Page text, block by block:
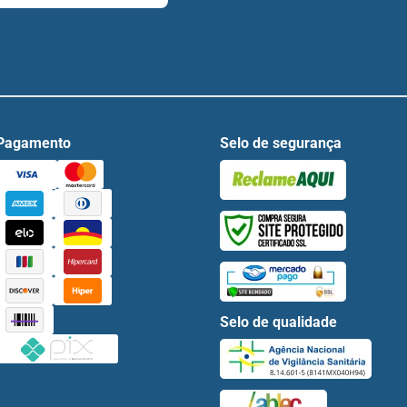
Selo de segurança
Selo de qualidade